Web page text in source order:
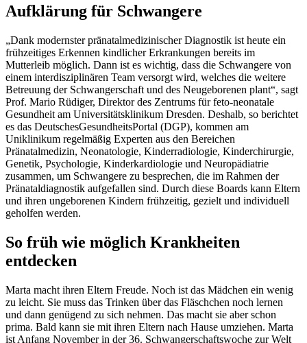
Aufklärung für Schwangere
„Dank modernster pränatalmedizinischer Diagnostik ist heute ein
frühzeitiges Erkennen kindlicher Erkrankungen bereits im
Mutterleib möglich. Dann ist es wichtig, dass die Schwangere von
einem interdisziplinären Team versorgt wird, welches die weitere
Betreuung der Schwangerschaft und des Neugeborenen plant“, sagt
Prof. Mario Rüdiger, Direktor des Zentrums für feto-neonatale
Gesundheit am Universitätsklinikum Dresden. Deshalb, so berichtet
es das DeutschesGesundheitsPortal (DGP), kommen am
Uniklinikum regelmäßig Experten aus den Bereichen
Pränatalmedizin, Neonatologie, Kinderradiologie, Kinderchirurgie,
Genetik, Psychologie, Kinderkardiologie und Neuropädiatrie
zusammen, um Schwangere zu besprechen, die im Rahmen der
Pränataldiagnostik aufgefallen sind. Durch diese Boards kann Eltern
und ihren ungeborenen Kindern frühzeitig, gezielt und individuell
geholfen werden.
So früh wie möglich Krankheiten
entdecken
Marta macht ihren Eltern Freude. Noch ist das Mädchen ein wenig
zu leicht. Sie muss das Trinken über das Fläschchen noch lernen
und dann genügend zu sich nehmen. Das macht sie aber schon
prima. Bald kann sie mit ihren Eltern nach Hause umziehen. Marta
ist Anfang November in der 36. Schwangerschaftswoche zur Welt